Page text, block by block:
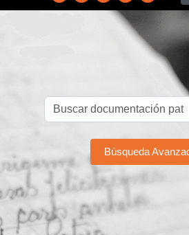
Búsqueda